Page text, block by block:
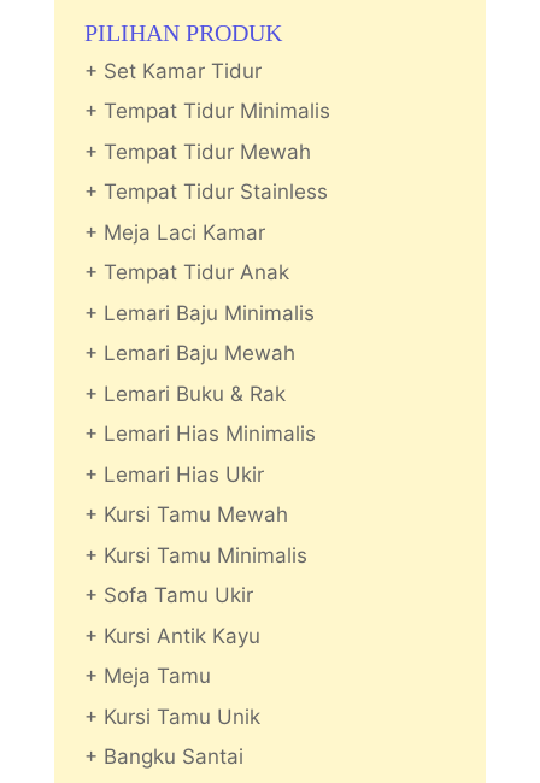
PILIHAN PRODUK
+ Set Kamar Tidur
+ Tempat Tidur Minimalis
+ Tempat Tidur Mewah
+ Tempat Tidur Stainless
+ Meja Laci Kamar
+ Tempat Tidur Anak
+ Lemari Baju Minimalis
+ Lemari Baju Mewah
+ Lemari Buku & Rak
+ Lemari Hias Minimalis
+ Lemari Hias Ukir
+ Kursi Tamu Mewah
+ Kursi Tamu Minimalis
+ Sofa Tamu Ukir
+ Kursi Antik Kayu
+ Meja Tamu
+ Kursi Tamu Unik
+ Bangku Santai